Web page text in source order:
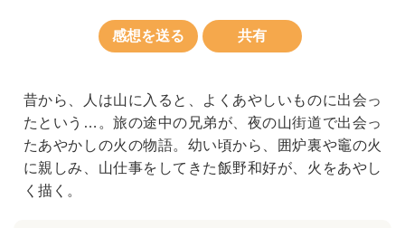
感想を送る 共有
昔から、人は山に入ると、よくあやしいものに出会っ
たという…。旅の途中の兄弟が、夜の山街道で出会っ
たあやかしの火の物語。幼い頃から、囲炉裏や竈の火
に親しみ、山仕事をしてきた飯野和好が、火をあやし
く描く。